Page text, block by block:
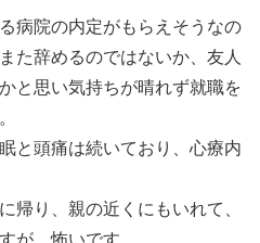
病院の内定がもらえそうなの
た辞めるのではないか、友人
と思い気持ちが晴れず就職を
と頭痛は続いており、心療内
帰り、親の近くにもいれて、
が、怖いです。